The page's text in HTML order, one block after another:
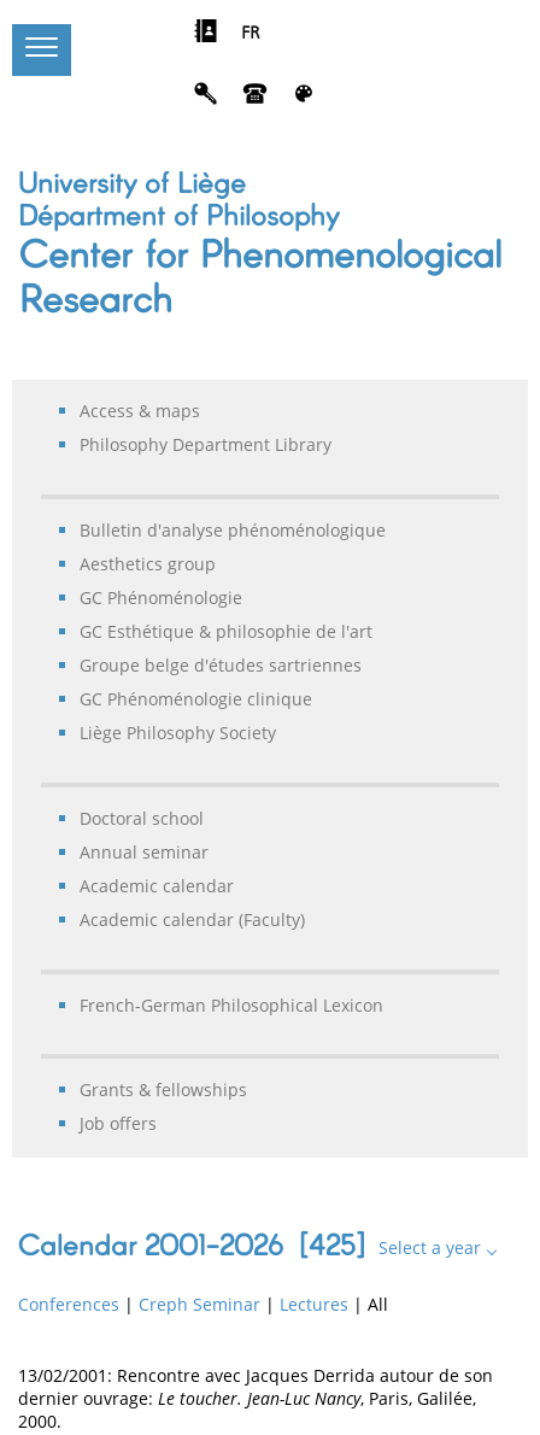
FR
University of Liège
Départment of Philosophy
Center for Phenomenological
Research
Access & maps
Philosophy Department Library
Bulletin d'analyse phénoménologique
Aesthetics group
GC Phénoménologie
GC Esthétique & philosophie de l'art
Groupe belge d'études sartriennes
GC Phénoménologie clinique
Liège Philosophy Society
Doctoral school
Annual seminar
Academic calendar
Academic calendar (Faculty)
French-German Philosophical Lexicon
Grants & fellowships
Job offers
Select a year
Calendar 2001-2026 [425]
Conferences | Creph Seminar | Lectures | All
13/02/2001: Rencontre avec Jacques Derrida autour de son
dernier ouvrage: Le toucher. Jean-Luc Nancy, Paris, Galilée,
2000.